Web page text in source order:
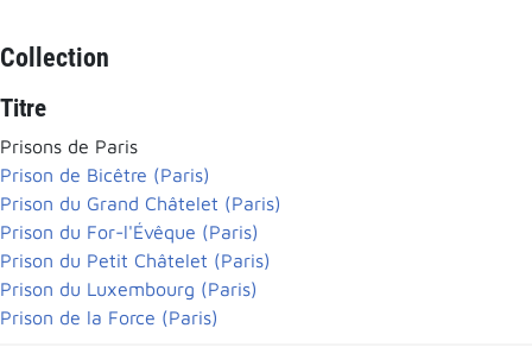
Collection
Titre
Prisons de Paris
Prison de Bicêtre (Paris)
Prison du Grand Châtelet (Paris)
Prison du For-l'Évêque (Paris)
Prison du Petit Châtelet (Paris)
Prison du Luxembourg (Paris)
Prison de la Force (Paris)